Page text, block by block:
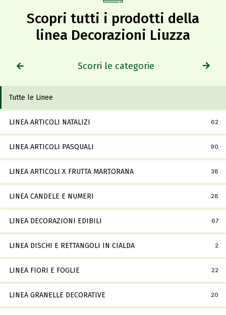
Scopri tutti i prodotti della
linea Decorazioni Liuzza
Scorri le categorie
Tutte le Linee
LINEA ARTICOLI NATALIZI 62
LINEA ARTICOLI PASQUALI 90
LINEA ARTICOLI X FRUTTA MARTORANA 38
LINEA CANDELE E NUMERI 28
LINEA DECORAZIONI EDIBILI 67
LINEA DISCHI E RETTANGOLI IN CIALDA 2
LINEA FIORI E FOGLIE 22
LINEA GRANELLE DECORATIVE 20